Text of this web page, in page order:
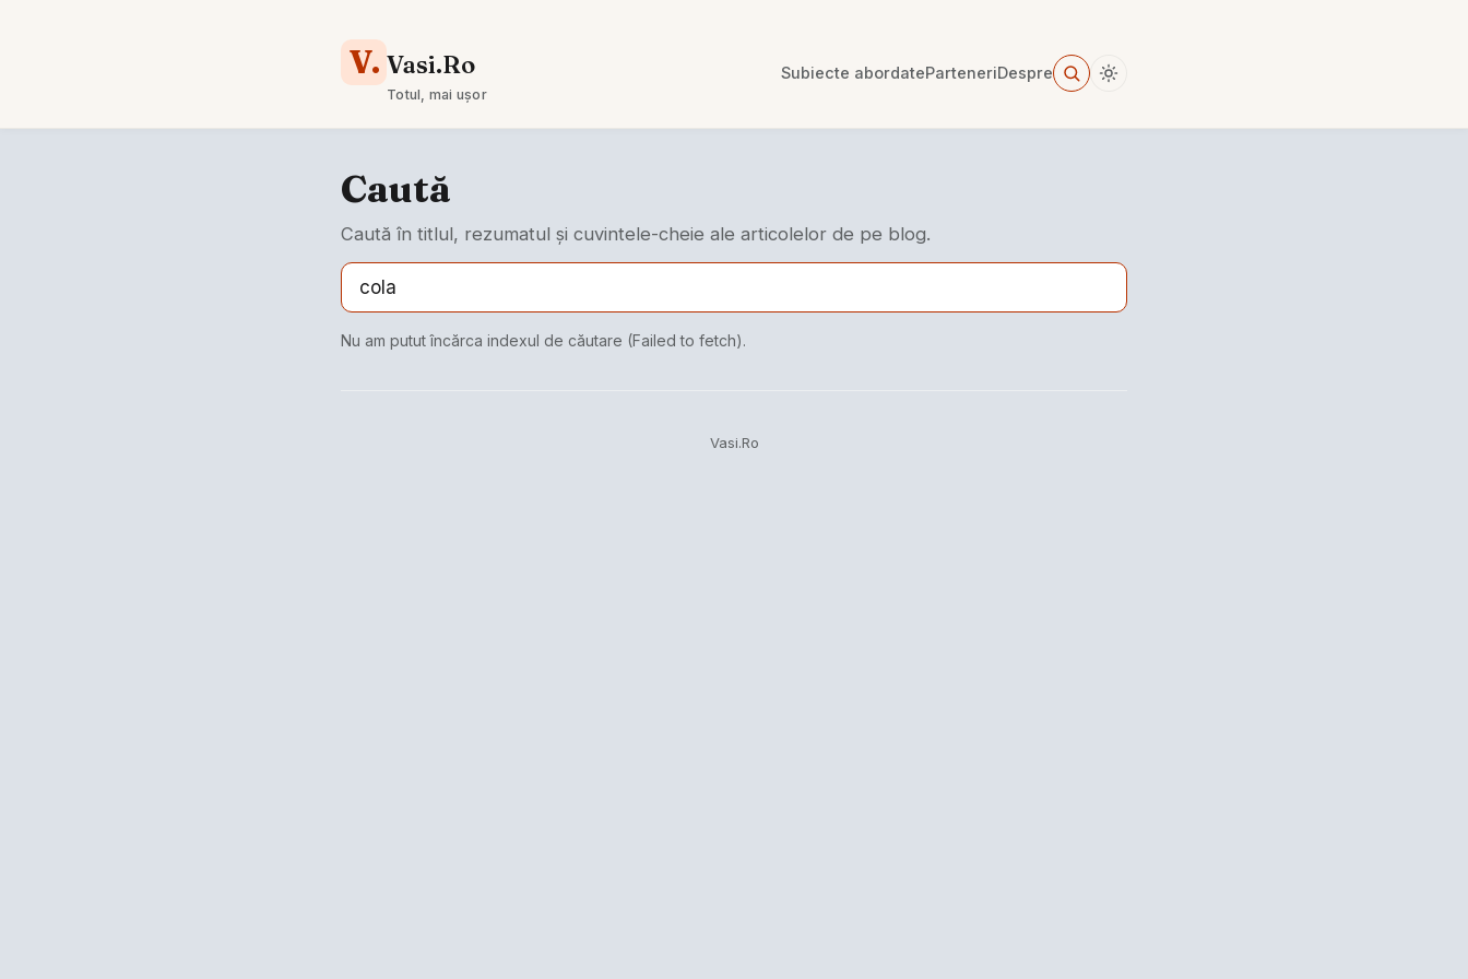
V. Vasi.Ro
Totul, mai ușor
Subiecte abordateParteneriDespre
Caută
Caută în titlul, rezumatul și cuvintele-cheie ale articolelor de pe blog.
Nu am putut încărca indexul de căutare (Failed to fetch).
Vasi.Ro